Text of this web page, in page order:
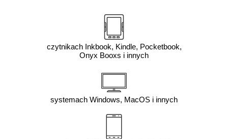
czytnikach Inkbook, Kindle, Pocketbook,
Onyx Booxs i innych
systemach Windows, MacOS i innych